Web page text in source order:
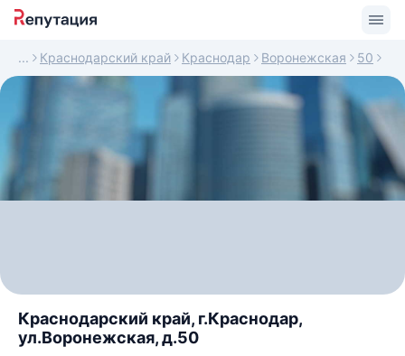
Краснодарский край Краснодар Воронежская 50
Краснодарский край, г.Краснодар,
ул.Воронежская, д.50